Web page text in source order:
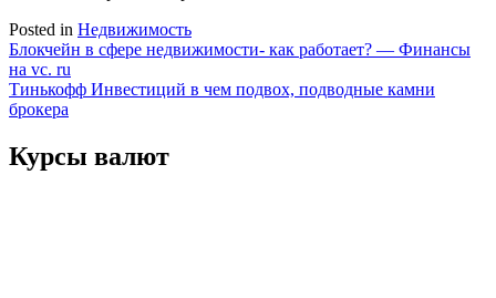
Posted in Недвижимость
Навигация
по
записям
Блокчейн в сфере недвижимости- как работает? — Финансы
на vc. ru
Тинькофф Инвестиций в чем подвох, подводные камни
брокера
Курсы валют